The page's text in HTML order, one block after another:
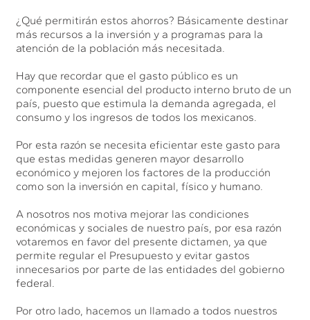
¿Qué permitirán estos ahorros? Básicamente destinar
más recursos a la inversión y a programas para la
atención de la población más necesitada.
Hay que recordar que el gasto público es un
componente esencial del producto interno bruto de un
país, puesto que estimula la demanda agregada, el
consumo y los ingresos de todos los mexicanos.
Por esta razón se necesita eficientar este gasto para
que estas medidas generen mayor desarrollo
económico y mejoren los factores de la producción
como son la inversión en capital, físico y humano.
A nosotros nos motiva mejorar las condiciones
económicas y sociales de nuestro país, por esa razón
votaremos en favor del presente dictamen, ya que
permite regular el Presupuesto y evitar gastos
innecesarios por parte de las entidades del gobierno
federal.
Por otro lado, hacemos un llamado a todos nuestros